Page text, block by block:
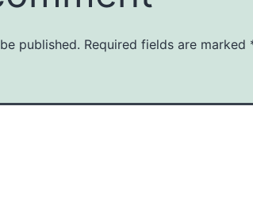
published. Required fields are marked